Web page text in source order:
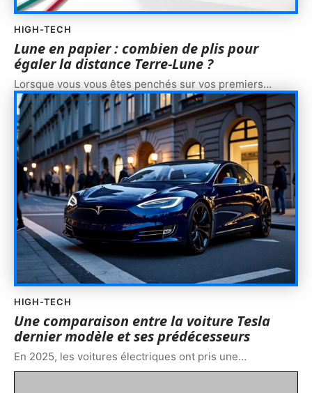
HIGH-TECH
Lune en papier : combien de plis pour
égaler la distance Terre-Lune ?
Lorsque vous vous êtes penchés sur vos premiers…
HIGH-TECH
Une comparaison entre la voiture Tesla
dernier modèle et ses prédécesseurs
En 2025, les voitures électriques ont pris une…